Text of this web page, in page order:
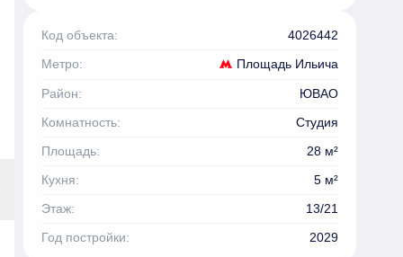
Код объекта: 4026442
Метро: Площадь Ильича
Район:
ЮВАО
Комнатность:
Студия
Площадь:
28 м²
Кухня:
5 м²
Этаж:
13/21
Год постройки:
2029